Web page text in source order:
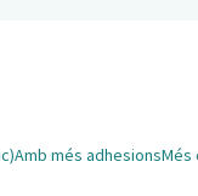
Amb més adhesionsMés